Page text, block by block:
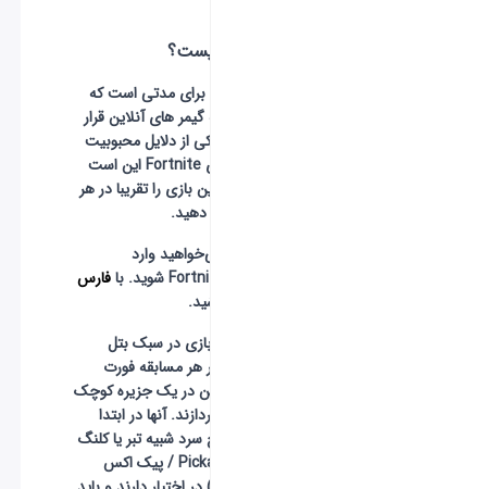
بازی فورتنایت برای مدتی است که
در کانون توجه گیمر های آنلاین قرار
گرفته است. یکی از دلایل محبوبیت
فوق‌العاده‌ بازی Fortnite این است
که می‌توانید این بازی را تقریبا در هر
شوید. بافارس
فورتنایت یک بازی در سبک بتل
رویال است؛ در هر مسابقه فورت
نایت 100 بازیکن در یک جزیره کوچک
به رقابت می‌پردازند. آنها در ابتدا
فقط یک سلاح سرد شبیه تبر یا کلنگ
(که به آن Pickaxe / پیک اکس